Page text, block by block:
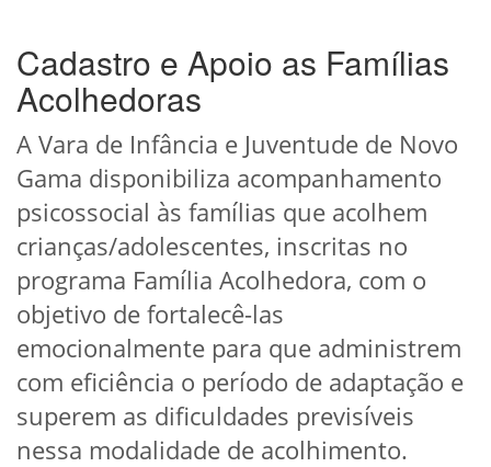
Cadastro e Apoio as Famílias
Acolhedoras
A Vara de Infância e Juventude de Novo
Gama disponibiliza acompanhamento
psicossocial às famílias que acolhem
crianças/adolescentes, inscritas no
programa Família Acolhedora, com o
objetivo de fortalecê-las
emocionalmente para que administrem
com eficiência o período de adaptação e
superem as dificuldades previsíveis
nessa modalidade de acolhimento.